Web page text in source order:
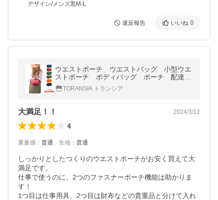
デザイン/メンズ黒M-L
違反報告 いいね 0
ウエストポーチ ウエストバッグ 小型ウエ
ストポーチ ボディバッグ ポーチ 配達
サイクリング バッグ メンズ レディー
スTORANSIA トランシア
大満足！！ 2024/3/12
4
重量感 ： 普通、 生地 ： 普通
しっかりとしたつくりのウエストポーチがお安く買えて大
満足です。
仕事で使うのに、2つのファスナーポーチ機能は助かりま
す！
1つ目は仕事用具、2つ目は財布などの貴重品と分けて入れ